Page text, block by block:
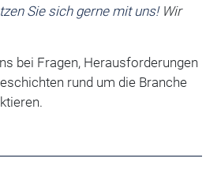
Sie sich gerne mit uns!Wir
bei Fragen, Herausforderungen
rund um die Branche